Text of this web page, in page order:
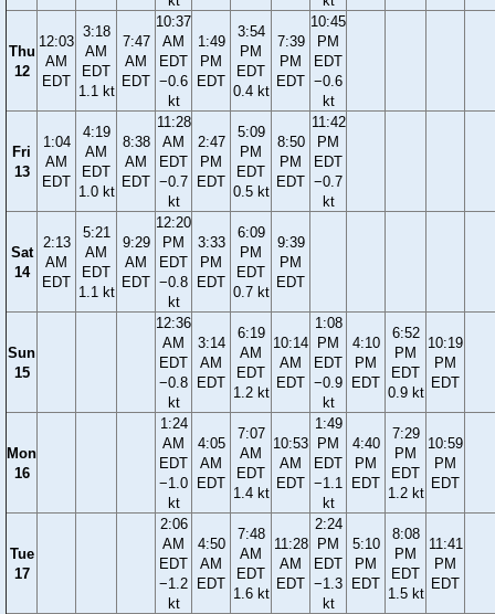
Thu
12
12:03
AM
EDT
3:18
AM
EDT
1.1 kt
7:47
AM
EDT
10:37
AM
EDT
−0.6
kt
1:49
PM
EDT
3:54
PM
EDT
0.4 kt
7:39
PM
EDT
10:45
PM
EDT
−0.6
kt
Fri
13
1:04
AM
EDT
4:19
AM
EDT
1.0 kt
8:38
AM
EDT
11:28
AM
EDT
−0.7
kt
2:47
PM
EDT
5:09
PM
EDT
0.5 kt
8:50
PM
EDT
11:42
PM
EDT
−0.7
kt
Sat
14
2:13
AM
EDT
5:21
AM
EDT
1.1 kt
9:29
AM
EDT
12:20
PM
EDT
−0.8
kt
3:33
PM
EDT
6:09
PM
EDT
0.7 kt
9:39
PM
EDT
Sun
15
12:36
AM
EDT
−0.8
kt
3:14
AM
EDT
6:19
AM
EDT
1.2 kt
10:14
AM
EDT
1:08
PM
EDT
−0.9
kt
4:10
PM
EDT
6:52
PM
EDT
0.9 kt
10:19
PM
EDT
Mon
16
1:24
AM
EDT
−1.0
kt
4:05
AM
EDT
7:07
AM
EDT
1.4 kt
10:53
AM
EDT
1:49
PM
EDT
−1.1
kt
4:40
PM
EDT
7:29
PM
EDT
1.2 kt
10:59
PM
EDT
Tue
17
2:06
AM
EDT
−1.2
kt
4:50
AM
EDT
7:48
AM
EDT
1.6 kt
11:28
AM
EDT
2:24
PM
EDT
−1.3
kt
5:10
PM
EDT
8:08
PM
EDT
1.5 kt
11:41
PM
EDT